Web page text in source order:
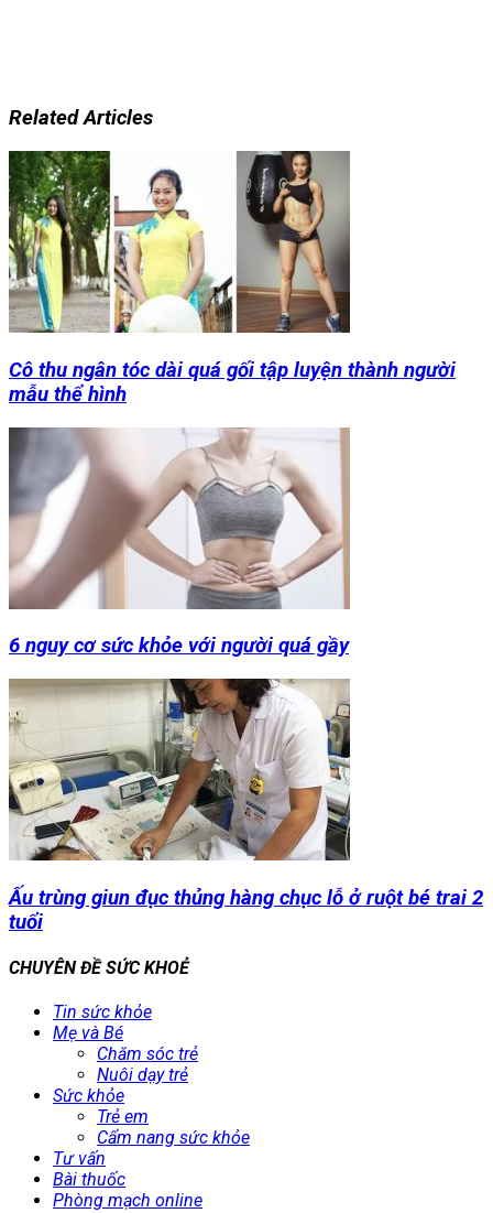
Related Articles
Cô thu ngân tóc dài quá gối tập luyện thành người
mẫu thể hình
6 nguy cơ sức khỏe với người quá gầy
Ấu trùng giun đục thủng hàng chục lỗ ở ruột bé trai 2
tuổi
CHUYÊN ĐỀ SỨC KHOẺ
Tin sức khỏe
Mẹ và Bé
Chăm sóc trẻ
Nuôi dạy trẻ
Sức khỏe
Trẻ em
Cẩm nang sức khỏe
Tư vấn
Bài thuốc
Phòng mạch online